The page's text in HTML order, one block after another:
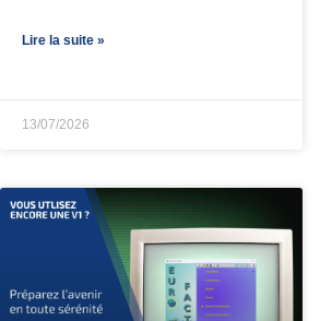
Lire la suite »
13/07/2026